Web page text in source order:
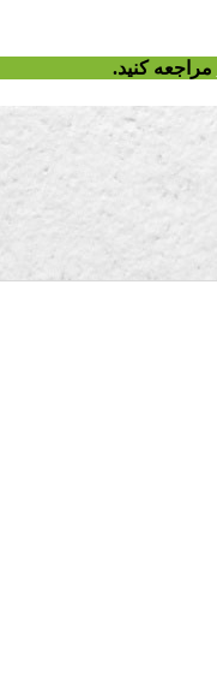
مراجعه کنید.